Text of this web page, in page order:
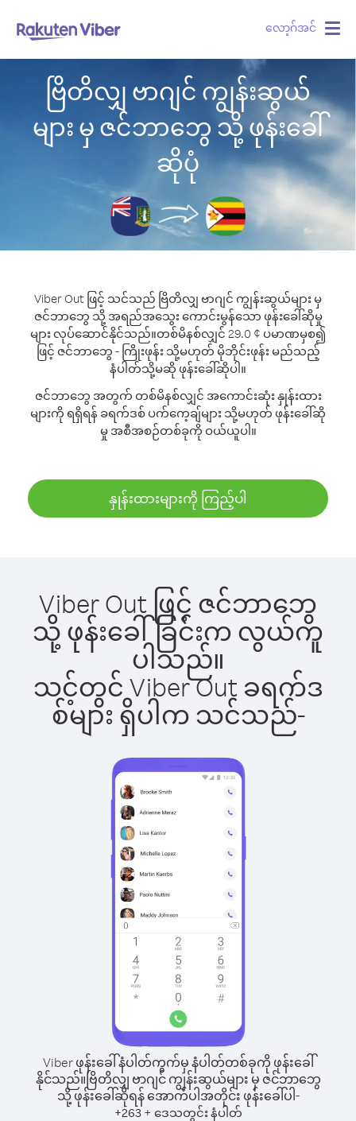
လော့ဂ်အင်
ဗြိတိလျှ ဗာဂျင် ကျွန်းဆွယ်
များ မှ ဇင်ဘာဘွေ သို့ ဖုန်းခေါ်
ဆိုပုံ
Viber Out ဖြင့် သင်သည် ဗြိတိလျှ ဗာဂျင် ကျွန်းဆွယ်များ မှ
ဇင်ဘာဘွေ သို့ အရည်အသွေး ကောင်းမွန်သော ဖုန်းခေါ်ဆိုမှု
များ လုပ်ဆောင်နိုင်သည်။တစ်မိနစ်လျှင် 29.0 ¢ ပမာဏမှစ၍
ဖြင့် ဇင်ဘာဘွေ - ကြိုးဖုန်း သို့မဟုတ် မိုဘိုင်းဖုန်း မည်သည့်
နံပါတ်သို့မဆို ဖုန်းခေါ်ဆိုပါ။
ဇင်ဘာဘွေ အတွက် တစ်မိနစ်လျှင် အကောင်းဆုံး နှုန်းထား
များကို ရရှိရန် ခရက်ဒစ် ပက်ကေ့ချ်များ သို့မဟုတ် ဖုန်းခေါ်ဆို
မှု အစီအစဉ်တစ်ခုကို ဝယ်ယူပါ။
နှုန်းထားများကို ကြည့်ပါ
Viber Out ဖြင့် ဇင်ဘာဘွေ
သို့ ဖုန်းခေါ်ခြင်းက လွယ်ကူ
ပါသည်။
သင့်တွင် Viber Out ခရက်ဒ
စ်များ ရှိပါက သင်သည်-
Viber ဖုန်းခေါ်နံပါတ်ကွက်မှ နံပါတ်တစ်ခုကို ဖုန်းခေါ်
နိုင်သည်။ ဗြိတိလျှ ဗာဂျင် ကျွန်းဆွယ်များ မှ ဇင်ဘာဘွေ
သို့ ဖုန်းခေါ်ဆိုရန် အောက်ပါအတိုင်း ဖုန်းခေါ်ပါ-
+263+ ဒေသတွင်း နံပါတ်